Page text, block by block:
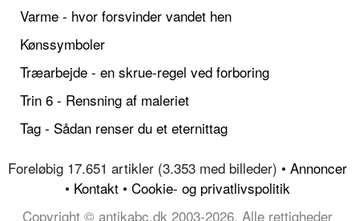
Varme - hvor forsvinder vandet hen
Kønssymboler
Træarbejde - en skrue-regel ved forboring
Trin 6 - Rensning af maleriet
Tag - Sådan renser du et eternittag
Foreløbig 17.651 artikler (3.353 med billeder) • Annoncer
• Kontakt • Cookie- og privatlivspolitik
Copyright © antikabc.dk 2003-2026, Alle rettigheder